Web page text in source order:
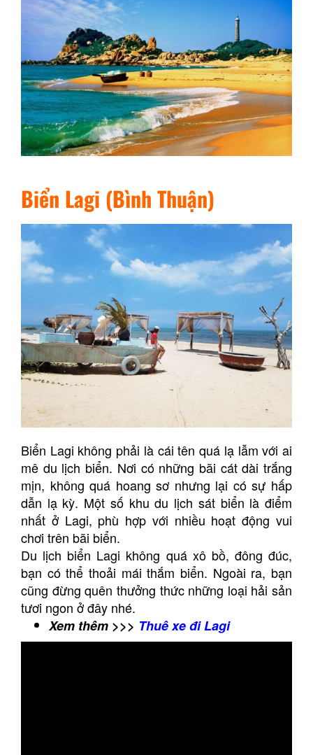
Biển Lagi (Bình Thuận)
Biển Lagi không phải là cái tên quá lạ lẫm với ai
mê du lịch biển. Nơi có những bãi cát dài trắng
mịn, không quá hoang sơ nhưng lại có sự hấp
dẫn lạ kỳ. Một số khu du lịch sát biển là điểm
nhất ở Lagi, phù hợp với nhiều hoạt động vui
chơi trên bãi biển.
Du lịch biển Lagi không quá xô bồ, đông đúc,
bạn có thể thoải mái thắm biển. Ngoài ra, bạn
cũng đừng quên thưởng thức những loại hải sản
tươi ngon ở đây nhé.
Xem thêm >>> Thuê xe đi Lagi